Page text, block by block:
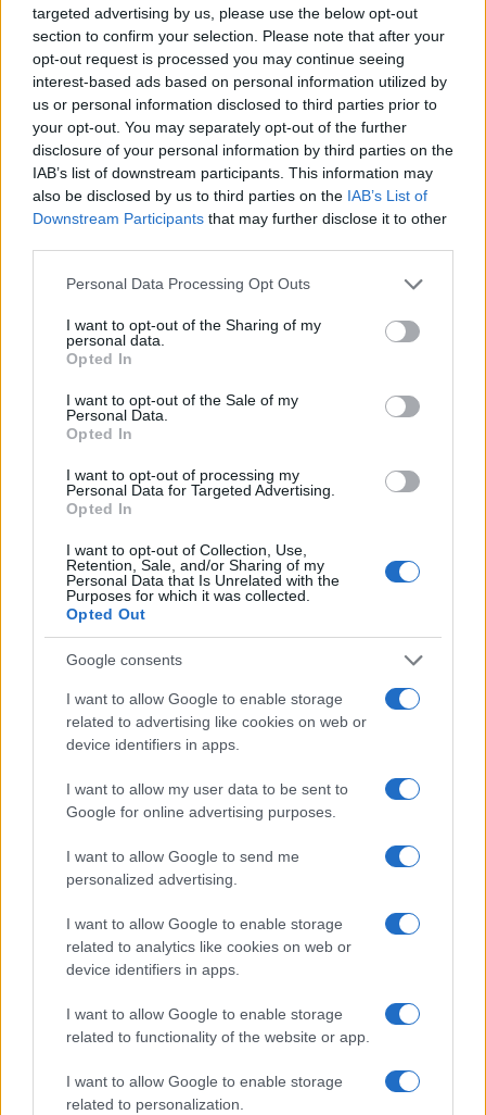
targeted advertising by us, please use the below opt-out
section to confirm your selection. Please note that after your
opt-out request is processed you may continue seeing
interest-based ads based on personal information utilized by
us or personal information disclosed to third parties prior to
your opt-out. You may separately opt-out of the further
disclosure of your personal information by third parties on the
IAB’s list of downstream participants. This information may
also be disclosed by us to third parties on the IAB’s List of
Downstream Participants that may further disclose it to other
Please note that this website/app uses one or more Google
not limited to your visit or usage behaviour. You may click to
grant or deny consent to Google and its third-party tags to
use your data for below specified purposes in below Google
consent section.
Personal Data Processing Opt Outs
I want to opt-out of the Sharing of my
personal data.
Opted In
I want to opt-out of the Sale of my
Personal Data.
Opted In
I want to opt-out of processing my
Personal Data for Targeted Advertising.
Opted In
I want to opt-out of Collection, Use,
Retention, Sale, and/or Sharing of my
Personal Data that Is Unrelated with the
Purposes for which it was collected.
Opted Out
Google consents
I want to allow Google to enable storage
related to advertising like cookies on web or
device identifiers in apps.
I want to allow my user data to be sent to
Google for online advertising purposes.
I want to allow Google to send me
personalized advertising.
I want to allow Google to enable storage
related to analytics like cookies on web or
device identifiers in apps.
I want to allow Google to enable storage
related to functionality of the website or app.
I want to allow Google to enable storage
related to personalization.
κλιμάκιο.
Οπως δηλαδή γίνεται τώρα με τον μοναδικό «κόφτη»
που είναι στα 1.400 ευρώ, ώστε να μην πέφτει καμία
σύνταξη κάτω από αυτό το ποσό μετά την ΕΑΣ, έτσι να
γίνει και στις υπόλοιπες 7 κλίμακες, ώστε να μην
υπάρχουν αδικίες και οι συνταξιούχοι με υψηλότερες
συντάξεις να μην καταλήγουν να παίρνουν στο χέρι
λιγότερα από άλλους που έχουν μικρότερες συντάξεις.
Με αυτή την εναλλακτική πρόταση, η κράτηση ΕΑΣ δεν
θα είχε «κόφτη» μόνον στα 1.400 ευρώ, αλλά και σε κάθε
επόμενο κλιμάκιο. Ετσι καμία σύνταξη δεν θα έπεφτε
κάτω από το όριο της κλίμακας που ανήκει. Για
παράδειγμα, η 2η κλίμακα, όπου ανήκουν οι συντάξεις
ευρώ, η 3η κλίμακα από 2.000,01 ευρώ ως 2.300 ευρώ θα
είχε «κόφτη» ΕΑΣ στις 2.000 ευρώ κ.ο.κ. Με την